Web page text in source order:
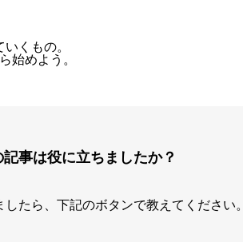
くもの。
始めよう。
記事は役に立ちましたか？
したら、下記のボタンで教えてください。